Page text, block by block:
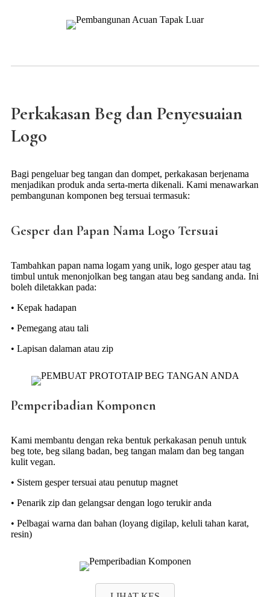
Perkakasan Beg dan Penyesuaian
Logo
Bagi pengeluar beg tangan dan dompet, perkakasan berjenama
menjadikan produk anda serta-merta dikenali. Kami menawarkan
pembangunan komponen beg tersuai termasuk:
Gesper dan Papan Nama Logo Tersuai
Tambahkan papan nama logam yang unik, logo gesper atau tag
timbul untuk menonjolkan beg tangan atau beg sandang anda. Ini
boleh diletakkan pada:
• Kepak hadapan
• Pemegang atau tali
• Lapisan dalaman atau zip
Pemperibadian Komponen
Kami membantu dengan reka bentuk perkakasan penuh untuk
beg tote, beg silang badan, beg tangan malam dan beg tangan
kulit vegan.
• Sistem gesper tersuai atau penutup magnet
• Penarik zip dan gelangsar dengan logo terukir anda
• Pelbagai warna dan bahan (loyang digilap, keluli tahan karat,
resin)